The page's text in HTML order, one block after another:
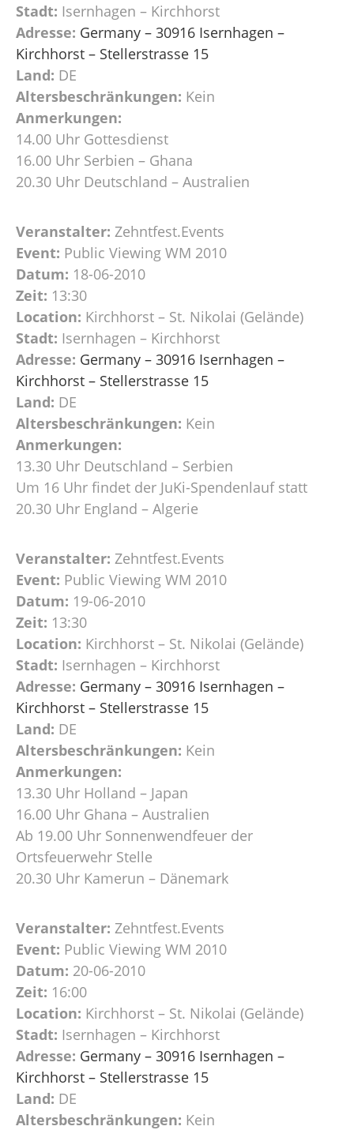
Stadt: Isernhagen – Kirchhorst
Adresse: Germany – 30916 Isernhagen –
Kirchhorst – Stellerstrasse 15
Land: DE
Altersbeschränkungen: Kein
Anmerkungen:
14.00 Uhr Gottesdienst
16.00 Uhr Serbien – Ghana
20.30 Uhr Deutschland – Australien
Veranstalter: Zehntfest.Events
Event: Public Viewing WM 2010
Datum: 18-06-2010
Zeit: 13:30
Location: Kirchhorst – St. Nikolai (Gelände)
Stadt: Isernhagen – Kirchhorst
Adresse: Germany – 30916 Isernhagen –
Kirchhorst – Stellerstrasse 15
Land: DE
Altersbeschränkungen: Kein
Anmerkungen:
13.30 Uhr Deutschland – Serbien
Um 16 Uhr findet der JuKi-Spendenlauf statt
20.30 Uhr England – Algerie
Veranstalter: Zehntfest.Events
Event: Public Viewing WM 2010
Datum: 19-06-2010
Zeit: 13:30
Location: Kirchhorst – St. Nikolai (Gelände)
Stadt: Isernhagen – Kirchhorst
Adresse: Germany – 30916 Isernhagen –
Kirchhorst – Stellerstrasse 15
Land: DE
Altersbeschränkungen: Kein
Anmerkungen:
13.30 Uhr Holland – Japan
16.00 Uhr Ghana – Australien
Ab 19.00 Uhr Sonnenwendfeuer der
Ortsfeuerwehr Stelle
20.30 Uhr Kamerun – Dänemark
Veranstalter: Zehntfest.Events
Event: Public Viewing WM 2010
Datum: 20-06-2010
Zeit: 16:00
Location: Kirchhorst – St. Nikolai (Gelände)
Stadt: Isernhagen – Kirchhorst
Adresse: Germany – 30916 Isernhagen –
Kirchhorst – Stellerstrasse 15
Land: DE
Altersbeschränkungen: Kein